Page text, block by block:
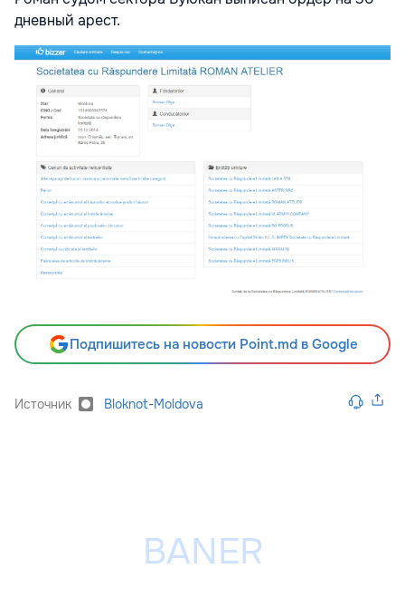
дневный арест.
Подпишитесь на новости Point.md в Google
Источник Bloknot-Moldova